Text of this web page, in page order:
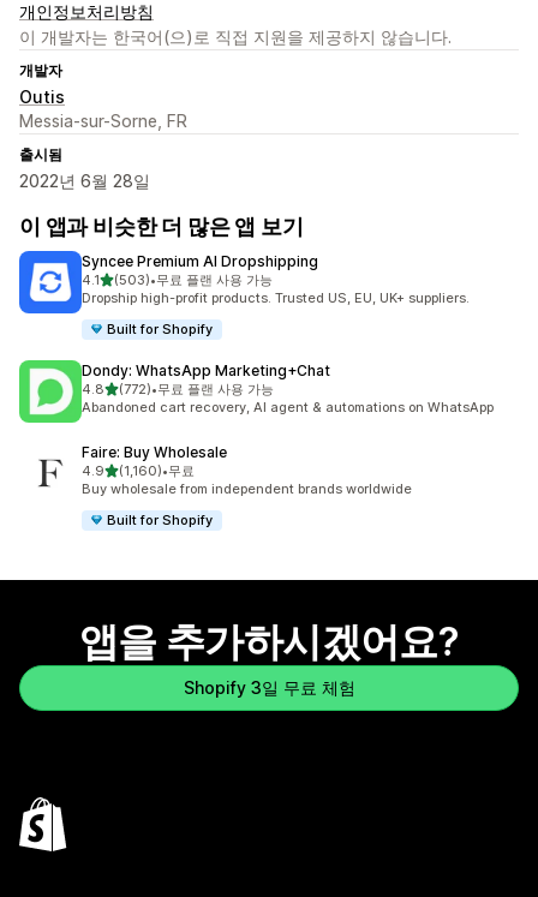
개인정보처리방침
이 개발자는 한국어(으)로 직접 지원을 제공하지 않습니다.
개발자
Outis
Messia-sur-Sorne, FR
출시됨
2022년 6월 28일
이 앱과 비슷한 더 많은 앱 보기
Syncee Premium AI Dropshipping
4.1별 5개 중
(503)
총 리뷰 503개
•무료 플랜 사용 가능
Dropship high-profit products. Trusted US, EU, UK+ suppliers.
Built for Shopify
Dondy: WhatsApp Marketing+Chat
4.8별 5개 중
(772)
총 리뷰 772개
•무료 플랜 사용 가능
Abandoned cart recovery, AI agent & automations on WhatsApp
Faire: Buy Wholesale
4.9별 5개 중
(1,160)
총 리뷰 1160개
•무료
Buy wholesale from independent brands worldwide
Built for Shopify
앱을 추가하시겠어요?
Shopify 3일 무료 체험